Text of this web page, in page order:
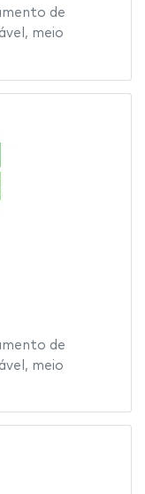
de
, meio
de
, meio